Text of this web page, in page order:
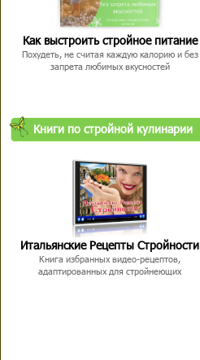
Как выстроить стройное питание
Похудеть, не считая каждую калорию и без
запрета любимых вкусностей
Книги по стройной кулинарии
Итальянские Рецепты Стройности
Книга избранных видео-рецептов,
адаптированных для стройнеющих